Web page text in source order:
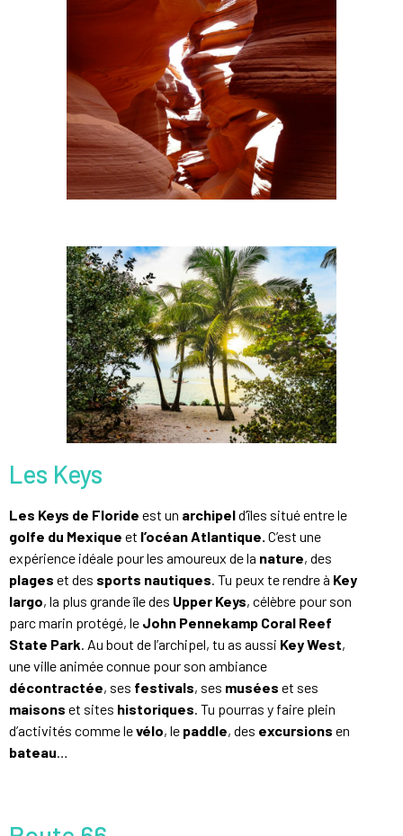
Les Keys
Les Keys de Floride est un archipeld’îles situé entre le
golfe du Mexique et l’océan Atlantique. C’est une
expérience idéale pour les amoureux de la nature, des
plages et des sports nautiques. Tu peux te rendre à Key
largo, la plus grande île des Upper Keys, célèbre pour son
parc marin protégé, le John Pennekamp Coral Reef
State Park. Au bout de l’archipel, tu as aussi Key West,
une ville animée connue pour son ambiance
décontractée, ses festivals, ses musées et ses
maisons et sites historiques. Tu pourras y faire plein
d’activités comme levélo, le paddle, des excursions en
bateau…